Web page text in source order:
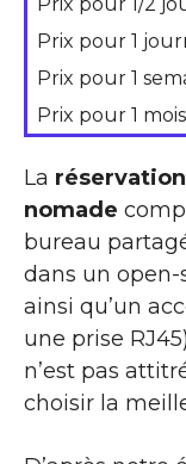
Prix pour 1
Prix pour 1
Prix pour 1 mois
La
nomade
bureau
dans un
ainsi qu’un
une prise
n’est pas
choisir la